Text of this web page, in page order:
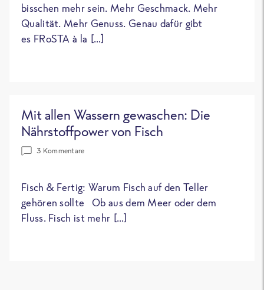
bisschen mehr sein. Mehr Geschmack. Mehr
Qualität. Mehr Genuss. Genau dafür gibt
es FRoSTA à la […]
Mit allen Wassern gewaschen: Die
Nährstoffpower von Fisch
3 Kommentare
Fisch & Fertig: Warum Fisch auf den Teller
gehören sollte Ob aus dem Meer oder dem
Fluss. Fisch ist mehr […]